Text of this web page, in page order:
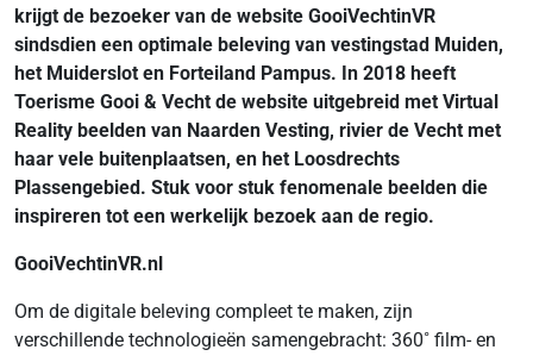
krijgt de bezoeker van de website GooiVechtinVR
sindsdien een optimale beleving van vestingstad Muiden,
het Muiderslot en Forteiland Pampus. In 2018 heeft
Toerisme Gooi & Vecht de website uitgebreid met Virtual
Reality beelden van Naarden Vesting, rivier de Vecht met
haar vele buitenplaatsen, en het Loosdrechts
Plassengebied. Stuk voor stuk fenomenale beelden die
inspireren tot een werkelijk bezoek aan de regio.
GooiVechtinVR.nl
Om de digitale beleving compleet te maken, zijn
verschillende technologieën samengebracht: 360˚ film- en